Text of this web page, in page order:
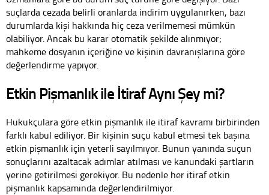
suçlarda cezada belirli oranlarda indirim uygulanırken, bazı
durumlarda kişi hakkında hiç ceza verilmemesi mümkün
olabiliyor. Ancak bu karar otomatik şekilde alınmıyor;
mahkeme dosyanın içeriğine ve kişinin davranışlarına göre
değerlendirme yapıyor.
Etkin Pişmanlık ile İtiraf Aynı Şey mi?
Hukukçulara göre etkin pişmanlık ile itiraf kavramı birbirinden
farklı kabul ediliyor. Bir kişinin suçu kabul etmesi tek başına
etkin pişmanlık için yeterli sayılmıyor. Bunun yanında suçun
sonuçlarını azaltacak adımlar atılması ve kanundaki şartların
yerine getirilmesi gerekiyor. Bu nedenle her itiraf etkin
pişmanlık kapsamında değerlendirilmiyor.